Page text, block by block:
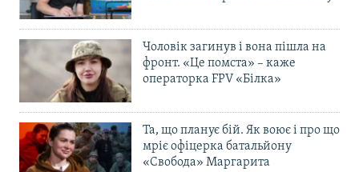
Чоловік загинув і вона пішла на
фронт. «Це помста» – каже
операторка FPV «Білка»
Та, що планує бій. Як воює і про що
мріє офіцерка батальйону
«Свобода» Маргарита